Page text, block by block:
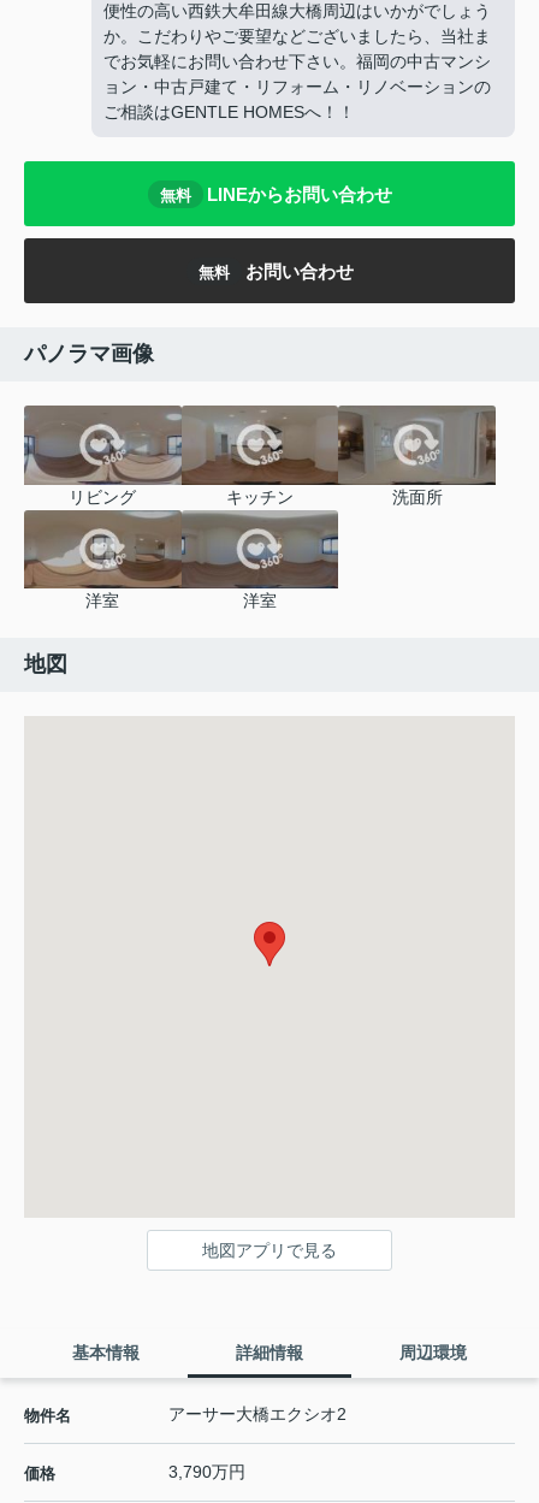
便性の高い西鉄大牟田線大橋周辺はいかがでしょう
か。こだわりやご要望などございましたら、当社ま
でお気軽にお問い合わせ下さい。福岡の中古マンシ
ョン・中古戸建て・リフォーム・リノベーションの
ご相談はGENTLE HOMESへ！！
無料 LINEからお問い合わせ
無料 お問い合わせ
パノラマ画像
リビング キッチン 洗面所
洋室 洋室
地図
地図アプリで見る
基本情報 詳細情報 周辺環境
物件名 アーサー大橋エクシオ2
価格 3,790万円